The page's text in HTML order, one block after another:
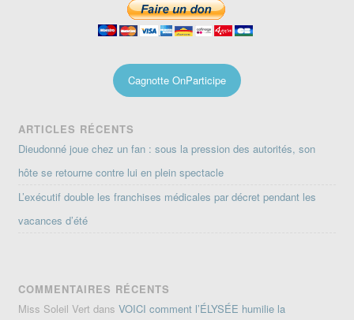
Cagnotte OnParticipe
ARTICLES RÉCENTS
Dieudonné joue chez un fan : sous la pression des autorités, son
hôte se retourne contre lui en plein spectacle
L’exécutif double les franchises médicales par décret pendant les
vacances d’été
COMMENTAIRES RÉCENTS
Miss Soleil Vert dansVOICI comment l’ÉLYSÉE humilie la